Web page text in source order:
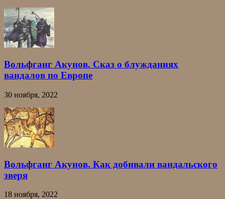
Вольфганг Акунов. Сказ о блужданиях
вандалов по Европе
30 ноября, 2022
Вольфганг Акунов. Как добивали вандальского
зверя
18 ноября, 2022